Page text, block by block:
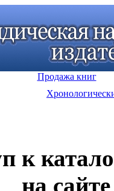
Продажа книг
к
на